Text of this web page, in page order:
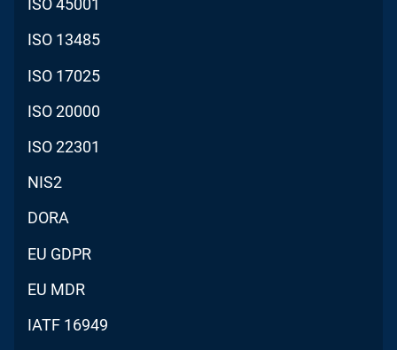
ISO 45001
ISO 13485
ISO 17025
ISO 20000
ISO 22301
NIS2
DORA
EU GDPR
EU MDR
IATF 16949